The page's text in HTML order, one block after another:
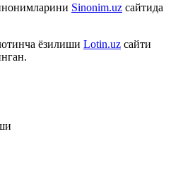
Sinonim.uz сайтида
ёзилиши Lotin.uz сайти